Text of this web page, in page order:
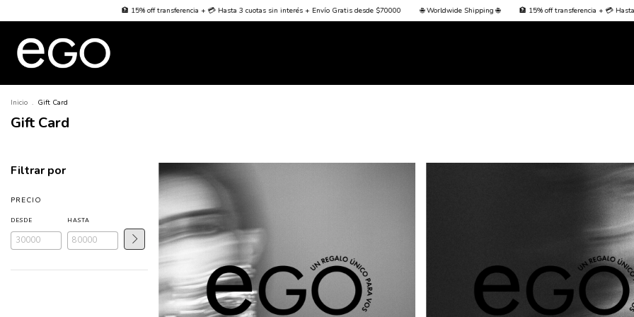
🏦 15% off transferencia + 💳 Hasta 3 cuotas sin interés + Envío Gratis desde $70000 🌐 Worldwide Shipping 🌐 🏦 15% off transferencia + 💳 Hasta 3 cuotas sin
Inicio . Gift Card
Gift Card
Filtrar por
PRECIO
DESDE HASTA